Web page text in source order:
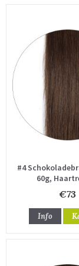
#4
60g,
€73
Info